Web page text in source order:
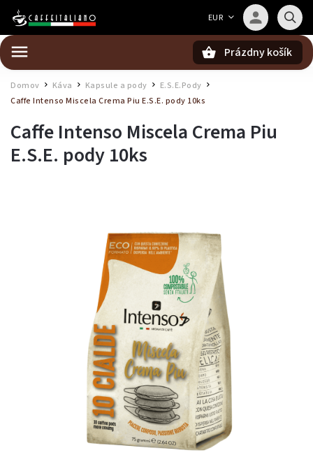
EUR
Prázdny košík
Domov Káva Kapsule a pody E.S.E.Pody
Caffe Intenso Miscela Crema Piu E.S.E. pody 10ks
Caffe Intenso Miscela Crema Piu
E.S.E. pody 10ks
Barista — poradca Caffeitaliano